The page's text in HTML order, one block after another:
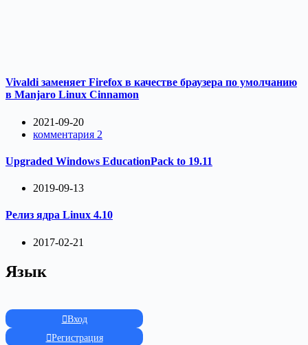
Vivaldi заменяет Firefox в качестве браузера по умолчанию
в Manjaro Linux Cinnamon
2021-09-20
комментария 2
Upgraded Windows EducationPack to 19.11
2019-09-13
Релиз ядра Linux 4.10
2017-02-21
Язык
Вход
Регистрация